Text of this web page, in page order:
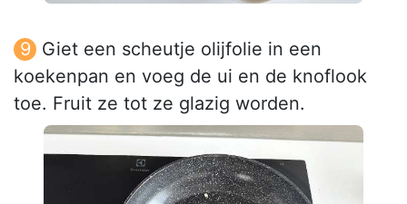
Giet een scheutje olijfolie in een
koekenpan en voeg de ui en de knoflook
toe. Fruit ze tot ze glazig worden.